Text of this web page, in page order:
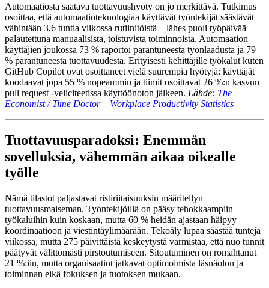
Automaatiosta saatava tuottavuushyöty on jo merkittävä. Tutkimus
osoittaa, että automaatioteknologiaa käyttävät työntekijät säästävät
vähintään 3,6 tuntia viikossa rutiinitöistä – lähes puoli työpäivää
palautettuna manuaalisista, toistuvista toiminnoista. Automaation
käyttäjien joukossa 73 % raportoi parantuneesta työnlaadusta ja 79
% parantuneesta tuottavuudesta. Erityisesti kehittäjille työkalut kuten
GitHub Copilot ovat osoittaneet vielä suurempia hyötyjä: käyttäjät
koodaavat jopa 55 % nopeammin ja tiimit osoittavat 26 %:n kasvun
pull request -veliciteetissa käyttöönoton jälkeen. Lähde: The
Economist / Time Doctor – Workplace Productivity Statistics
Tuottavuusparadoksi: Enemmän
sovelluksia, vähemmän aikaa oikealle
työlle
Nämä tilastot paljastavat ristiriitaisuuksin määritellyn
tuottavuusmaiseman. Työntekijöillä on pääsy tehokkaampiin
työkaluihin kuin koskaan, mutta 60 % heidän ajastaan häipyy
koordinaatioon ja viestintäylimäärään. Tekoäly lupaa säästää tunteja
viikossa, mutta 275 päivittäistä keskeytystä varmistaa, että nuo tunnit
päätyvät välittömästi pirstoutumiseen. Sitoutuminen on romahtanut
21 %:iin, mutta organisaatiot jatkavat optimoimista läsnäolon ja
toiminnan eikä fokuksen ja tuotoksen mukaan.